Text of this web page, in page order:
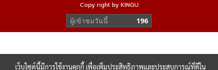
Copy right by KINGU
ผู้เข้าชมวันนี้ 196
เว็บไซต์นี้มีการใช้งานคุกกี้ เพื่อเพิ่มประสิทธิภาพและประสบการณ์ที่ดีใน